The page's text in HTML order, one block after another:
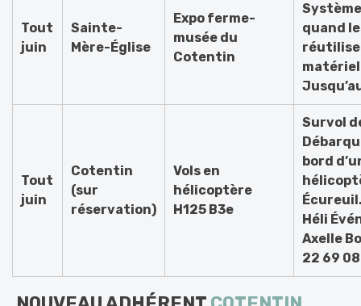
Tout
juin
Sainte-
Mère-Église
Expo ferme-
musée du
Cotentin
quand
Tout
juin
Cotentin
(sur
réservation)
Vols en
hélicoptère
H125 B3e
Survol
bord
Héli
Axelle
22 69